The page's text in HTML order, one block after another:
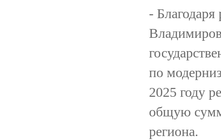
-
по
2025 году
общую
региона.